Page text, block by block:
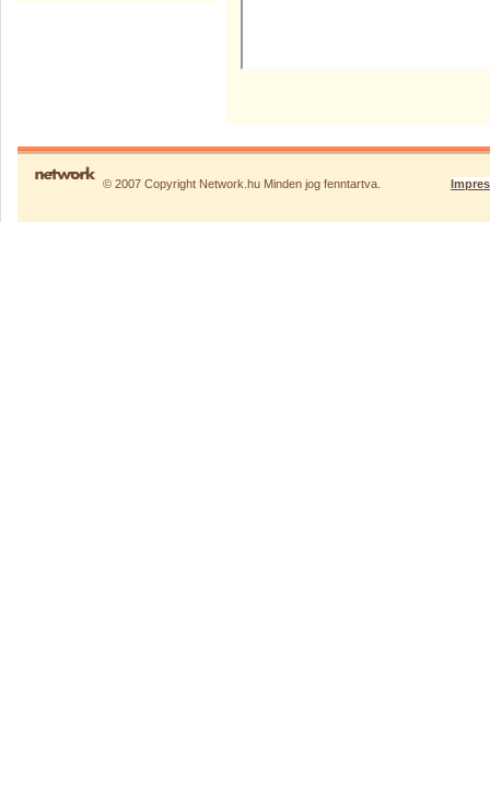
© 2007 Copyright Network.hu Minden jog fenntartva.